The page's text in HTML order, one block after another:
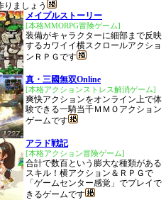
りましょう
メイプルストーリー
[本格MMORPG冒険ゲーム]
装備がキャラクターに細部まで反映
するカワイイ横スクロールアクショ
ンＲＰＧです
真・三國無双Online
[本格アクションストレス解消ゲーム]
爽快アクションをオンライン上で体
験できる一騎当千ＭＭＯアクション
ゲームです
アラド戦記
[本格アクション冒険ゲーム]
合計で数百という膨大な種類がある
スキル！横アクション＆ＲＰＧで
「ゲームセンター感覚」でプレイで
きるゲームです